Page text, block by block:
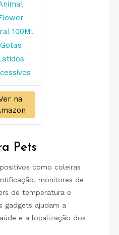
100Ml
Gotas
na
Pets
como coleiras
monitores de
de temperatura e
gadgets ajudam a
e a localização dos